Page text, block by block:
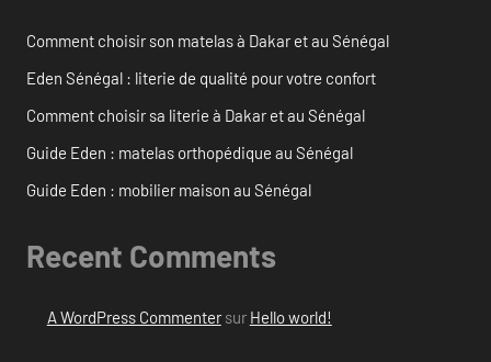
Comment choisir son matelas à Dakar et au Sénégal
Eden Sénégal : literie de qualité pour votre confort
Comment choisir sa literie à Dakar et au Sénégal
Guide Eden : matelas orthopédique au Sénégal
Guide Eden : mobilier maison au Sénégal
Recent Comments
A WordPress Commentersur Hello world!